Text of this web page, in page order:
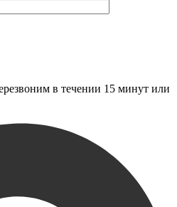
в течении 15 минут или